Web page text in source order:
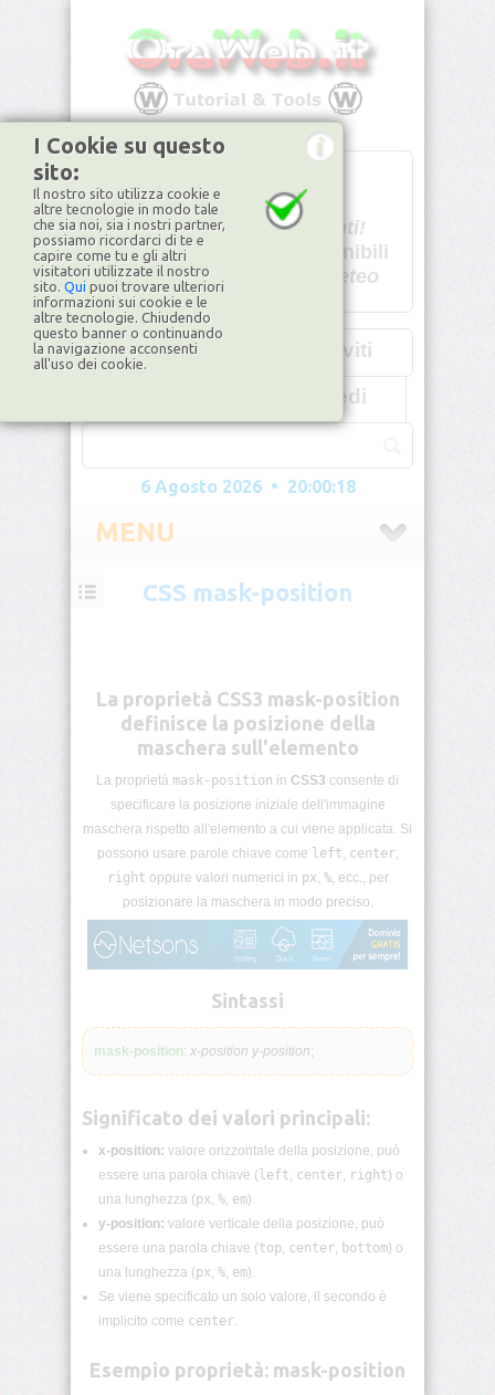
U - -
Spiacenti!
non disponibili
Dati meteo
©2026ilMeteo.it
Iscriviti
Accedi
6 Agosto 2026 • 20:00:20
MENU
CSS
Pseudo-
Pseudo-
elementi
Unità
Funzioni
CSS
Browser
CSS
Commenti
accent-
CSS mask-position
La proprietà CSS3 mask-position
definisce la posizione della
maschera sull'elemento
La proprietà mask-position in CSS3 consente di
specificare la posizione iniziale dell'immagine
maschera rispetto all'elemento a cui viene applicata. Si
possono usare parole chiave come left, center,
right oppure valori numerici in px, %, ecc., per
posizionare la maschera in modo preciso.
Sintassi
mask-position: x-position y-position;
Significato dei valori principali:
x-position: valore orizzontale della posizione, può
essere una parola chiave ( left, center, right) o
una lunghezza (px, %, em).
y-position: valore verticale della posizione, può
essere una parola chiave (top, center, bottom) o
una lunghezza (px, %, em).
Se viene specificato un solo valore, il secondo è
implicito come center.
Esempio proprietà: mask-position
I Cookie su questo
sito:
Il nostro sito utilizza cookie e
altre tecnologie in modo tale
che sia noi, sia i nostri partner,
possiamo ricordarci di te e
capire come tu e gli altri
visitatori utilizzate il nostro
sito. Qui puoi trovare ulteriori
informazioni sui cookie e le
altre tecnologie. Chiudendo
questo banner o continuando
la navigazione acconsenti
all'uso dei cookie.